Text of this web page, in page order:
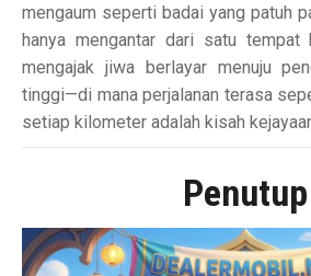
mengaum seperti badai yang patuh
hanya mengantar dari satu
mengajak jiwa berlayar menuju
tinggi—di mana perjalanan terasa
setiap kilometer adalah kisah
Penutup